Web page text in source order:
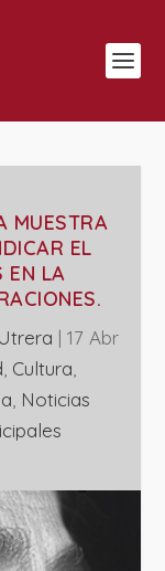
MUESTRA
EL
EN LA
| 17 Abr
Cultura
Noticias